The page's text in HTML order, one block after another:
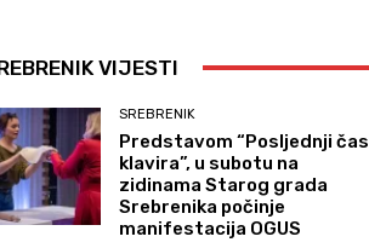
VIJESTI
SREBRENIK
Predstavom “Posljednji čas
klavira”, u subotu na
zidinama Starog grada
Srebrenika počinje
manifestacija OGUS